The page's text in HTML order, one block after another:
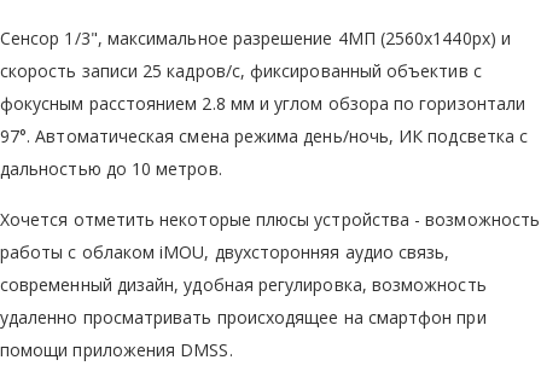
Сенсор 1/3", максимальное разрешение 4МП (2560x1440px) и
скорость записи 25 кадров/с, фиксированный объектив с
фокусным расстоянием 2.8 мм и углом обзора по горизонтали
97°. Автоматическая смена режима день/ночь, ИК подсветка с
дальностью до 10 метров.
Хочется отметить некоторые плюсы устройства - возможность
работы с облаком iMOU, двухсторонняя аудио связь,
современный дизайн, удобная регулировка, возможность
удаленно просматривать происходящее на смартфон при
помощи приложения DMSS.